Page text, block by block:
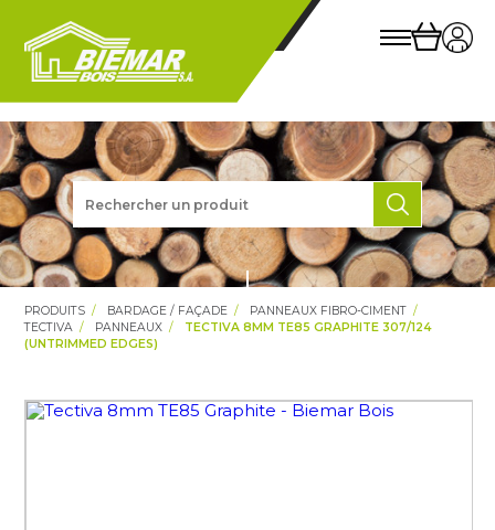
PRODUITS BARDAGE / FAÇADE
PANNEAUX FIBRO-CIMENT
TECTIVA
PANNEAUX
TECTIVA 8MM TE85 GRAPHITE 307/124
(UNTRIMMED EDGES)